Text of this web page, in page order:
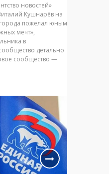
новостей»
Кушнарёв на
пожелал юным
мечт»,
в
детально
сообщество —